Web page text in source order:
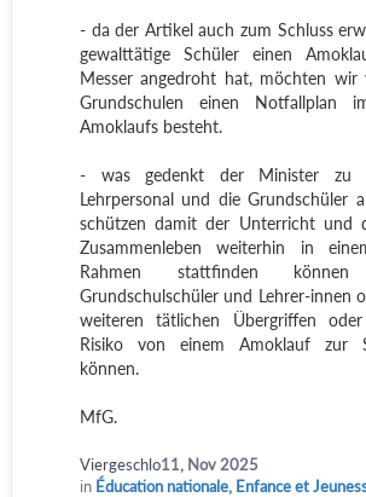
- da der Artikel auch zum Schluss
gewalttätige Schüler einen
Messer angedroht hat, möchten
Grundschulen einen Notfallplan
Amoklaufs besteht.
- was gedenkt der Minister zu
Lehrpersonal und die Grundschüler
schützen damit der Unterricht und
Zusammenleben weiterhin in
Rahmen stattfinden
Grundschulschüler und Lehrer-innen
weiteren tätlichen Übergriffen
Risiko von einem Amoklauf zur
können.
MfG.
Viergeschlo11, Nov 2025
in Éducation nationale, Enfance et